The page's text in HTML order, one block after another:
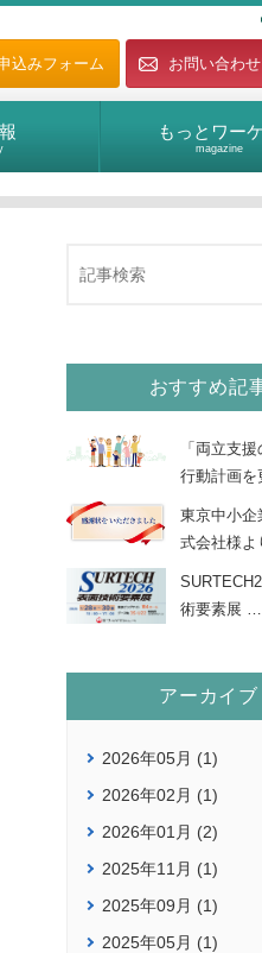
込みフォーム お問い合わ
もっとワー
magazine
おすすめ記
「両立支
行動計画を
東京中小企
式会社様よ
術要素展 …
アーカイブ
2026年05月 (1)
2026年02月 (1)
2026年01月 (2)
2025年11月 (1)
2025年09月 (1)
2025年05月 (1)